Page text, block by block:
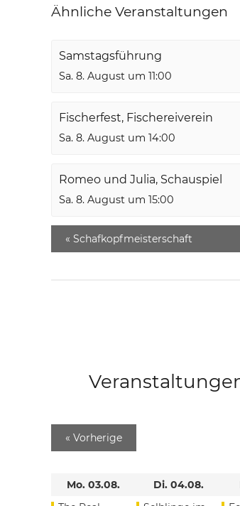
Ähnliche Veranstaltungen
Samstagsführung
Sa. 8. August um 11:00
Fischerfest, Fischereiverein
Sa. 8. August um 14:00
Romeo und Julia, Schauspiel
Sa. 8. August um 15:00
« Schafkopfmeisterschaft
« Vorherige
Mo. 03.08.
Di. 04.08.